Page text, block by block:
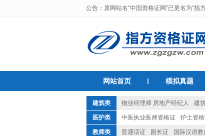
公告：原网站名“中国资格证网”已更名为“指
网站首页 模拟真题
建筑类 物业经理师 房地产经纪人 建
安全员
一级建造师 建筑八大
医护类 中医执业医师资格证 护士资
教师类 普通话证 园长证 国际汉语教